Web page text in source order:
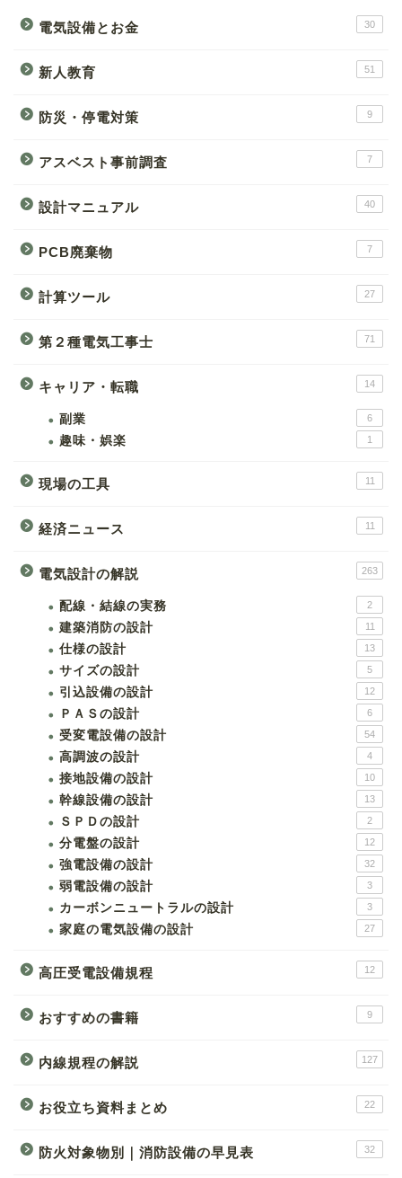
電気設備とお金 30
新人教育 51
防災・停電対策 9
アスベスト事前調査 7
設計マニュアル 40
PCB廃棄物 7
計算ツール 27
第２種電気工事士 71
キャリア・転職 14
副業 6
趣味・娯楽 1
現場の工具 11
経済ニュース 11
電気設計の解説 263
配線・結線の実務 2
建築消防の設計 11
仕様の設計 13
サイズの設計 5
引込設備の設計 12
ＰＡＳの設計 6
受変電設備の設計 54
高調波の設計 4
接地設備の設計 10
幹線設備の設計 13
ＳＰＤの設計 2
分電盤の設計 12
強電設備の設計 32
弱電設備の設計 3
カーボンニュートラルの設計 3
家庭の電気設備の設計 27
高圧受電設備規程 12
おすすめの書籍 9
内線規程の解説 127
お役立ち資料まとめ 22
防火対象物別｜消防設備の早見表 32